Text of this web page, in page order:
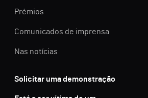
Prémios
Comunicados de imprensa
Nas notícias
Solicitar uma demonstração